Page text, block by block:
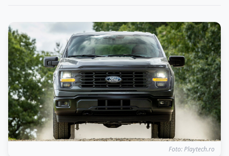
Foto: Playtech.ro